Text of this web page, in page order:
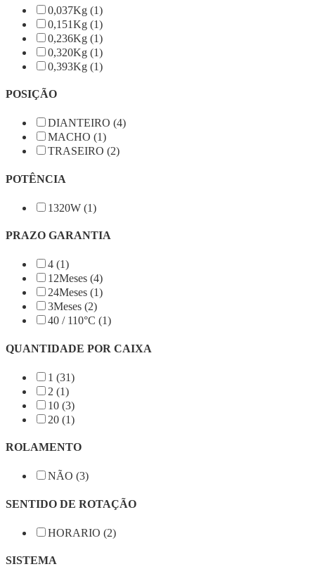
0,037Kg (1)
0,151Kg (1)
0,236Kg (1)
0,320Kg (1)
0,393Kg (1)
POSIÇÃO
DIANTEIRO (4)
MACHO (1)
TRASEIRO (2)
POTÊNCIA
1320W (1)
PRAZO GARANTIA
4 (1)
12Meses (4)
24Meses (1)
3Meses (2)
40 / 110°C (1)
QUANTIDADE POR CAIXA
1 (31)
2 (1)
10 (3)
20 (1)
ROLAMENTO
NÃO (3)
SENTIDO DE ROTAÇÃO
HORARIO (2)
SISTEMA